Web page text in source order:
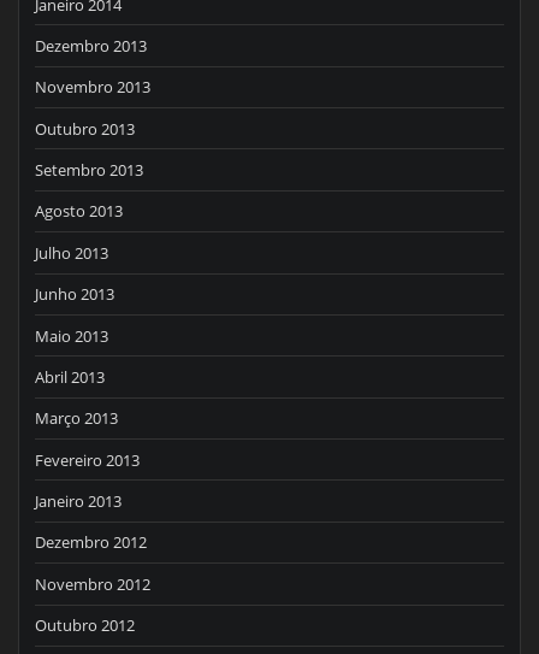
Janeiro 2014
Dezembro 2013
Novembro 2013
Outubro 2013
Setembro 2013
Agosto 2013
Julho 2013
Junho 2013
Maio 2013
Abril 2013
Março 2013
Fevereiro 2013
Janeiro 2013
Dezembro 2012
Novembro 2012
Outubro 2012